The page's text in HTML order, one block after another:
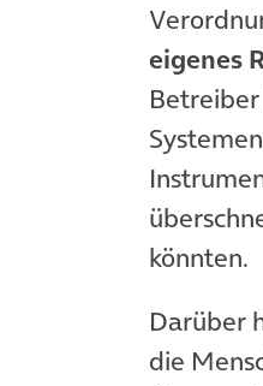
eigenes
könnten.
Darüber
die